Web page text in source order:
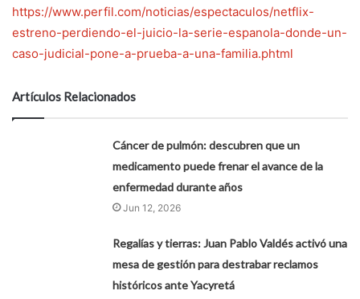
https://www.perfil.com/noticias/espectaculos/netflix-
estreno-perdiendo-el-juicio-la-serie-espanola-donde-un-
caso-judicial-pone-a-prueba-a-una-familia.phtml
Artículos Relacionados
Cáncer de pulmón: descubren que un
medicamento puede frenar el avance de la
enfermedad durante años
Jun 12, 2026
Regalías y tierras: Juan Pablo Valdés activó una
mesa de gestión para destrabar reclamos
históricos ante Yacyretá